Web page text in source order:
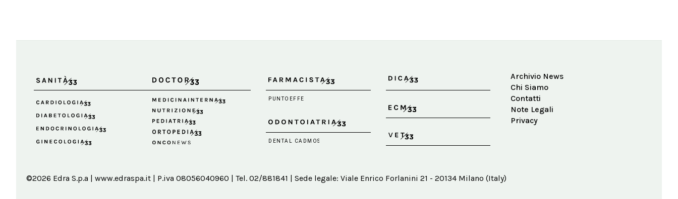
Archivio News
Chi Siamo
Contatti
Note Legali
Privacy
©2026 Edra S.p.a | www.edraspa.it | P.iva 08056040960 | Tel. 02/881841 | Sede legale: Viale Enrico Forlanini 21 - 20134 Milano (Italy)